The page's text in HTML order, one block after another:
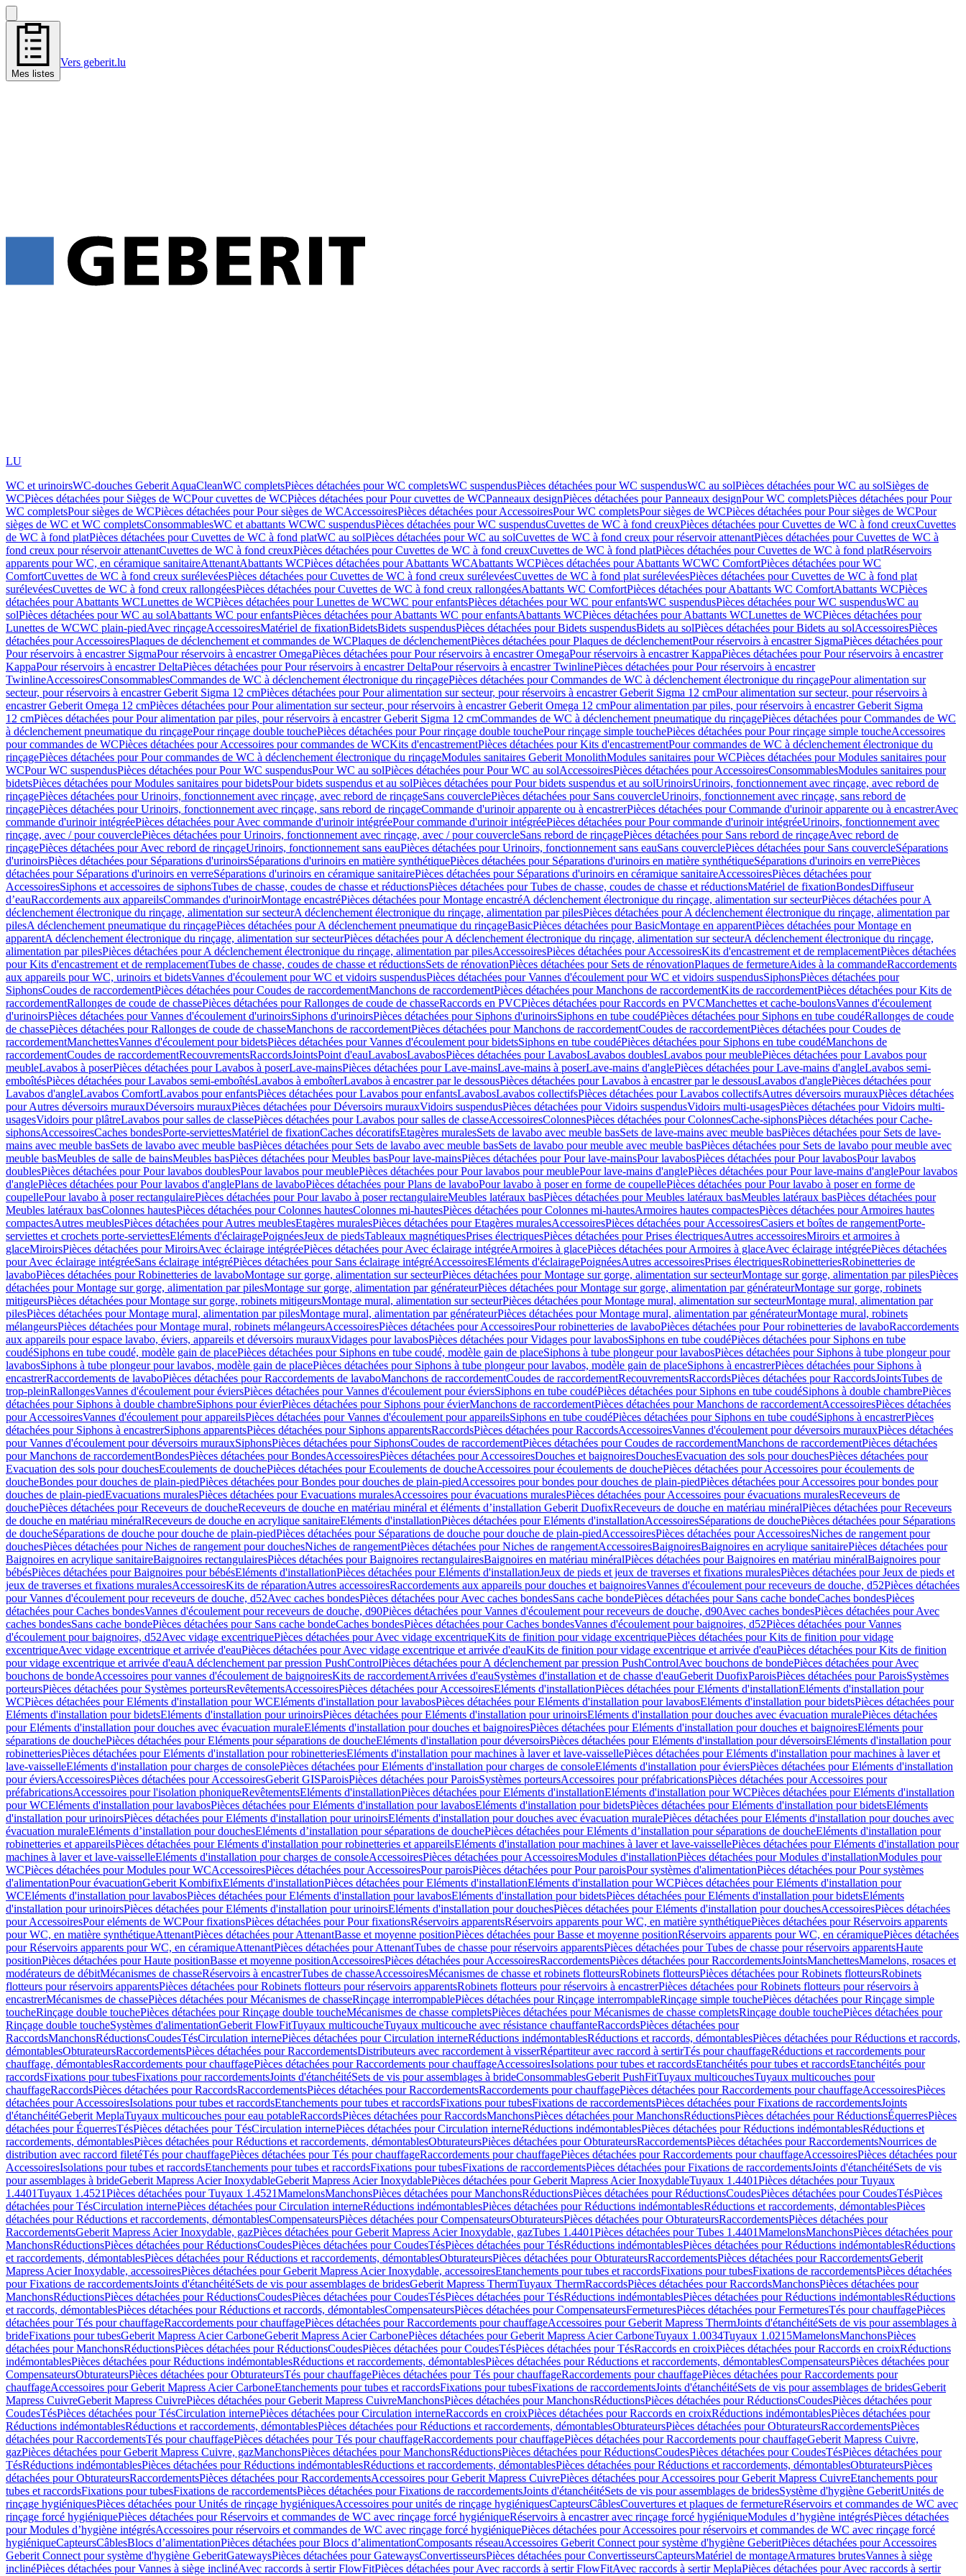
Mes listes
Vers geberit.lu
LU
WC et urinoirsWC-douches Geberit AquaCleanWC completsPièces détachées pour WC completsWC suspendusPièces détachées pour WC suspendusWC au solPièces détachées pour WC au solSièges de
WCPièces détachées pour Sièges de WCPour cuvettes de WCPièces détachées pour Pour cuvettes de WCPanneaux designPièces détachées pour Panneaux designPour WC completsPièces détachées pour Pour
WC completsPour sièges de WCPièces détachées pour Pour sièges de WCAccessoiresPièces détachées pour AccessoiresPour WC completsPour sièges de WCPièces détachées pour Pour sièges de WCPour
sièges de WC et WC completsConsommablesWC et abattants WCWC suspendusPièces détachées pour WC suspendusCuvettes de WC à fond creuxPièces détachées pour Cuvettes de WC à fond creuxCuvettes
de WC à fond platPièces détachées pour Cuvettes de WC à fond platWC au solPièces détachées pour WC au solCuvettes de WC à fond creux pour réservoir attenantPièces détachées pour Cuvettes de WC à
fond creux pour réservoir attenantCuvettes de WC à fond creuxPièces détachées pour Cuvettes de WC à fond creuxCuvettes de WC à fond platPièces détachées pour Cuvettes de WC à fond platRéservoirs
apparents pour WC, en céramique sanitaireAttenantAbattants WCPièces détachées pour Abattants WCAbattants WCPièces détachées pour Abattants WCWC ComfortPièces détachées pour WC
ComfortCuvettes de WC à fond creux surélevéesPièces détachées pour Cuvettes de WC à fond creux surélevéesCuvettes de WC à fond plat surélevéesPièces détachées pour Cuvettes de WC à fond plat
surélevéesCuvettes de WC à fond creux rallongéesPièces détachées pour Cuvettes de WC à fond creux rallongéesAbattants WC ComfortPièces détachées pour Abattants WC ComfortAbattants WCPièces
détachées pour Abattants WCLunettes de WCPièces détachées pour Lunettes de WCWC pour enfantsPièces détachées pour WC pour enfantsWC suspendusPièces détachées pour WC suspendusWC au
solPièces détachées pour WC au solAbattants WC pour enfantsPièces détachées pour Abattants WC pour enfantsAbattants WCPièces détachées pour Abattants WCLunettes de WCPièces détachées pour
Lunettes de WCWC plain-piedAvec rinçageAccessoiresMatériel de fixationBidetsBidets suspendusPièces détachées pour Bidets suspendusBidets au solPièces détachées pour Bidets au solAccessoiresPièces
détachées pour AccessoiresPlaques de déclenchement et commandes de WCPlaques de déclenchementPièces détachées pour Plaques de déclenchementPour réservoirs à encastrer SigmaPièces détachées pour
Pour réservoirs à encastrer SigmaPour réservoirs à encastrer OmegaPièces détachées pour Pour réservoirs à encastrer OmegaPour réservoirs à encastrer KappaPièces détachées pour Pour réservoirs à encastrer
KappaPour réservoirs à encastrer DeltaPièces détachées pour Pour réservoirs à encastrer DeltaPour réservoirs à encastrer TwinlinePièces détachées pour Pour réservoirs à encastrer
TwinlineAccessoiresConsommablesCommandes de WC à déclenchement électronique du rinçagePièces détachées pour Commandes de WC à déclenchement électronique du rinçagePour alimentation sur
secteur, pour réservoirs à encastrer Geberit Sigma 12 cmPièces détachées pour Pour alimentation sur secteur, pour réservoirs à encastrer Geberit Sigma 12 cmPour alimentation sur secteur, pour réservoirs à
encastrer Geberit Omega 12 cmPièces détachées pour Pour alimentation sur secteur, pour réservoirs à encastrer Geberit Omega 12 cmPour alimentation par piles, pour réservoirs à encastrer Geberit Sigma
12 cmPièces détachées pour Pour alimentation par piles, pour réservoirs à encastrer Geberit Sigma 12 cmCommandes de WC à déclenchement pneumatique du rinçagePièces détachées pour Commandes de WC
à déclenchement pneumatique du rinçagePour rinçage double touchePièces détachées pour Pour rinçage double touchePour rinçage simple touchePièces détachées pour Pour rinçage simple toucheAccessoires
pour commandes de WCPièces détachées pour Accessoires pour commandes de WCKits d'encastrementPièces détachées pour Kits d'encastrementPour commandes de WC à déclenchement électronique du
rinçagePièces détachées pour Pour commandes de WC à déclenchement électronique du rinçageModules sanitaires Geberit MonolithModules sanitaires pour WCPièces détachées pour Modules sanitaires pour
WCPour WC suspendusPièces détachées pour Pour WC suspendusPour WC au solPièces détachées pour Pour WC au solAccessoiresPièces détachées pour AccessoiresConsommablesModules sanitaires pour
bidetsPièces détachées pour Modules sanitaires pour bidetsPour bidets suspendus et au solPièces détachées pour Pour bidets suspendus et au solUrinoirsUrinoirs, fonctionnement avec rinçage, avec rebord de
rinçagePièces détachées pour Urinoirs, fonctionnement avec rinçage, avec rebord de rinçageSans couverclePièces détachées pour Sans couvercleUrinoirs, fonctionnement avec rinçage, sans rebord de
rinçagePièces détachées pour Urinoirs, fonctionnement avec rinçage, sans rebord de rinçageCommande d'urinoir apparente ou à encastrerPièces détachées pour Commande d'urinoir apparente ou à encastrerAvec
commande d'urinoir intégréePièces détachées pour Avec commande d'urinoir intégréePour commande d'urinoir intégréePièces détachées pour Pour commande d'urinoir intégréeUrinoirs, fonctionnement avec
rinçage, avec / pour couverclePièces détachées pour Urinoirs, fonctionnement avec rinçage, avec / pour couvercleSans rebord de rinçagePièces détachées pour Sans rebord de rinçageAvec rebord de
rinçagePièces détachées pour Avec rebord de rinçageUrinoirs, fonctionnement sans eauPièces détachées pour Urinoirs, fonctionnement sans eauSans couverclePièces détachées pour Sans couvercleSéparations
d'urinoirsPièces détachées pour Séparations d'urinoirsSéparations d'urinoirs en matière synthétiquePièces détachées pour Séparations d'urinoirs en matière synthétiqueSéparations d'urinoirs en verrePièces
détachées pour Séparations d'urinoirs en verreSéparations d'urinoirs en céramique sanitairePièces détachées pour Séparations d'urinoirs en céramique sanitaireAccessoiresPièces détachées pour
AccessoiresSiphons et accessoires de siphonsTubes de chasse, coudes de chasse et réductionsPièces détachées pour Tubes de chasse, coudes de chasse et réductionsMatériel de fixationBondesDiffuseur
d’eauRaccordements aux appareilsCommandes d'urinoirMontage encastréPièces détachées pour Montage encastréA déclenchement électronique du rinçage, alimentation sur secteurPièces détachées pour A
déclenchement électronique du rinçage, alimentation sur secteurA déclenchement électronique du rinçage, alimentation par pilesPièces détachées pour A déclenchement électronique du rinçage, alimentation par
pilesA déclenchement pneumatique du rinçagePièces détachées pour A déclenchement pneumatique du rinçageBasicPièces détachées pour BasicMontage en apparentPièces détachées pour Montage en
apparentA déclenchement électronique du rinçage, alimentation sur secteurPièces détachées pour A déclenchement électronique du rinçage, alimentation sur secteurA déclenchement électronique du rinçage,
alimentation par pilesPièces détachées pour A déclenchement électronique du rinçage, alimentation par pilesAccessoiresPièces détachées pour AccessoiresKits d'encastrement et de remplacementPièces détachées
pour Kits d'encastrement et de remplacementTubes de chasse, coudes de chasse et réductionsSets de rénovationPièces détachées pour Sets de rénovationPlaques de fermetureAides à la commandeRaccordements
aux appareils pour WC, urinoirs et bidetsVannes d'écoulement pour WC et vidoirs suspendusPièces détachées pour Vannes d'écoulement pour WC et vidoirs suspendusSiphonsPièces détachées pour
SiphonsCoudes de raccordementPièces détachées pour Coudes de raccordementManchons de raccordementPièces détachées pour Manchons de raccordementKits de raccordementPièces détachées pour Kits de
raccordementRallonges de coude de chassePièces détachées pour Rallonges de coude de chasseRaccords en PVCPièces détachées pour Raccords en PVCManchettes et cache-boulonsVannes d'écoulement
d'urinoirsPièces détachées pour Vannes d'écoulement d'urinoirsSiphons d'urinoirsPièces détachées pour Siphons d'urinoirsSiphons en tube coudéPièces détachées pour Siphons en tube coudéRallonges de coude
de chassePièces détachées pour Rallonges de coude de chasseManchons de raccordementPièces détachées pour Manchons de raccordementCoudes de raccordementPièces détachées pour Coudes de
raccordementManchettesVannes d'écoulement pour bidetsPièces détachées pour Vannes d'écoulement pour bidetsSiphons en tube coudéPièces détachées pour Siphons en tube coudéManchons de
raccordementCoudes de raccordementRecouvrementsRaccordsJointsPoint d'eauLavabosLavabosPièces détachées pour LavabosLavabos doublesLavabos pour meublePièces détachées pour Lavabos pour
meubleLavabos à poserPièces détachées pour Lavabos à poserLave-mainsPièces détachées pour Lave-mainsLave-mains à poserLave-mains d'anglePièces détachées pour Lave-mains d'angleLavabos semi-
emboîtésPièces détachées pour Lavabos semi-emboîtésLavabos à emboîterLavabos à encastrer par le dessousPièces détachées pour Lavabos à encastrer par le dessousLavabos d'anglePièces détachées pour
Lavabos d'angleLavabos ComfortLavabos pour enfantsPièces détachées pour Lavabos pour enfantsLavabosLavabos collectifsPièces détachées pour Lavabos collectifsAutres déversoirs murauxPièces détachées
pour Autres déversoirs murauxDéversoirs murauxPièces détachées pour Déversoirs murauxVidoirs suspendusPièces détachées pour Vidoirs suspendusVidoirs multi-usagesPièces détachées pour Vidoirs multi-
usagesVidoirs pour plâtreLavabos pour salles de classePièces détachées pour Lavabos pour salles de classeAccessoiresColonnesPièces détachées pour ColonnesCache-siphonsPièces détachées pour Cache-
siphonsAccessoiresCaches bondesPorte-serviettesMatériel de fixationCaches décoratifsEtagères muralesSets de lavabo avec meuble basSets de lave-mains avec meuble basPièces détachées pour Sets de lave-
mains avec meuble basSets de lavabo avec meuble basPièces détachées pour Sets de lavabo avec meuble basSets de lavabo pour meuble avec meuble basPièces détachées pour Sets de lavabo pour meuble avec
meuble basMeubles de salle de bainsMeubles basPièces détachées pour Meubles basPour lave-mainsPièces détachées pour Pour lave-mainsPour lavabosPièces détachées pour Pour lavabosPour lavabos
doublesPièces détachées pour Pour lavabos doublesPour lavabos pour meublePièces détachées pour Pour lavabos pour meublePour lave-mains d'anglePièces détachées pour Pour lave-mains d'anglePour lavabos
d'anglePièces détachées pour Pour lavabos d'anglePlans de lavaboPièces détachées pour Plans de lavaboPour lavabo à poser en forme de coupellePièces détachées pour Pour lavabo à poser en forme de
coupellePour lavabo à poser rectangulairePièces détachées pour Pour lavabo à poser rectangulaireMeubles latéraux basPièces détachées pour Meubles latéraux basMeubles latéraux basPièces détachées pour
Meubles latéraux basColonnes hautesPièces détachées pour Colonnes hautesColonnes mi-hautesPièces détachées pour Colonnes mi-hautesArmoires hautes compactesPièces détachées pour Armoires hautes
compactesAutres meublesPièces détachées pour Autres meublesEtagères muralesPièces détachées pour Etagères muralesAccessoiresPièces détachées pour AccessoiresCasiers et boîtes de rangementPorte-
serviettes et crochets porte-serviettesEléments d'éclairagePoignéesJeux de piedsTableaux magnétiquesPrises électriquesPièces détachées pour Prises électriquesAutres accessoiresMiroirs et armoires à
glaceMiroirsPièces détachées pour MiroirsAvec éclairage intégréePièces détachées pour Avec éclairage intégréeArmoires à glacePièces détachées pour Armoires à glaceAvec éclairage intégréePièces détachées
pour Avec éclairage intégréeSans éclairage intégréPièces détachées pour Sans éclairage intégréAccessoiresEléments d'éclairagePoignéesAutres accessoiresPrises électriquesRobinetteriesRobinetteries de
lavaboPièces détachées pour Robinetteries de lavaboMontage sur gorge, alimentation sur secteurPièces détachées pour Montage sur gorge, alimentation sur secteurMontage sur gorge, alimentation par pilesPièces
détachées pour Montage sur gorge, alimentation par pilesMontage sur gorge, alimentation par générateurPièces détachées pour Montage sur gorge, alimentation par générateurMontage sur gorge, robinets
mitigeursPièces détachées pour Montage sur gorge, robinets mitigeursMontage mural, alimentation sur secteurPièces détachées pour Montage mural, alimentation sur secteurMontage mural, alimentation par
pilesPièces détachées pour Montage mural, alimentation par pilesMontage mural, alimentation par générateurPièces détachées pour Montage mural, alimentation par générateurMontage mural, robinets
mélangeursPièces détachées pour Montage mural, robinets mélangeursAccessoiresPièces détachées pour AccessoiresPour robinetteries de lavaboPièces détachées pour Pour robinetteries de lavaboRaccordements
aux appareils pour espace lavabo, éviers, appareils et déversoirs murauxVidages pour lavabosPièces détachées pour Vidages pour lavabosSiphons en tube coudéPièces détachées pour Siphons en tube
coudéSiphons en tube coudé, modèle gain de placePièces détachées pour Siphons en tube coudé, modèle gain de placeSiphons à tube plongeur pour lavabosPièces détachées pour Siphons à tube plongeur pour
lavabosSiphons à tube plongeur pour lavabos, modèle gain de placePièces détachées pour Siphons à tube plongeur pour lavabos, modèle gain de placeSiphons à encastrerPièces détachées pour Siphons à
encastrerRaccordements de lavaboPièces détachées pour Raccordements de lavaboManchons de raccordementCoudes de raccordementRecouvrementsRaccordsPièces détachées pour RaccordsJointsTubes de
trop-pleinRallongesVannes d'écoulement pour éviersPièces détachées pour Vannes d'écoulement pour éviersSiphons en tube coudéPièces détachées pour Siphons en tube coudéSiphons à double chambrePièces
détachées pour Siphons à double chambreSiphons pour évierPièces détachées pour Siphons pour évierManchons de raccordementPièces détachées pour Manchons de raccordementAccessoiresPièces détachées
pour AccessoiresVannes d'écoulement pour appareilsPièces détachées pour Vannes d'écoulement pour appareilsSiphons en tube coudéPièces détachées pour Siphons en tube coudéSiphons à encastrerPièces
détachées pour Siphons à encastrerSiphons apparentsPièces détachées pour Siphons apparentsRaccordsPièces détachées pour RaccordsAccessoiresVannes d'écoulement pour déversoirs murauxPièces détachées
pour Vannes d'écoulement pour déversoirs murauxSiphonsPièces détachées pour SiphonsCoudes de raccordementPièces détachées pour Coudes de raccordementManchons de raccordementPièces détachées
pour Manchons de raccordementBondesPièces détachées pour BondesAccessoiresPièces détachées pour AccessoiresDouches et baignoiresDouchesEvacuation des sols pour douchesPièces détachées pour
Evacuation des sols pour douchesEcoulements de douchePièces détachées pour Ecoulements de doucheAccessoires pour écoulements de douchePièces détachées pour Accessoires pour écoulements de
doucheBondes pour douches de plain-piedPièces détachées pour Bondes pour douches de plain-piedAccessoires pour bondes pour douches de plain-piedPièces détachées pour Accessoires pour bondes pour
douches de plain-piedEvacuations muralesPièces détachées pour Evacuations muralesAccessoires pour évacuations muralesPièces détachées pour Accessoires pour évacuations muralesReceveurs de
douchePièces détachées pour Receveurs de doucheReceveurs de douche en matériau minéral et éléments d’installation Geberit DuofixReceveurs de douche en matériau minéralPièces détachées pour Receveurs
de douche en matériau minéralReceveurs de douche en acrylique sanitaireEléments d'installationPièces détachées pour Eléments d'installationAccessoiresSéparations de douchePièces détachées pour Séparations
de doucheSéparations de douche pour douche de plain-piedPièces détachées pour Séparations de douche pour douche de plain-piedAccessoiresPièces détachées pour AccessoiresNiches de rangement pour
douchesPièces détachées pour Niches de rangement pour douchesNiches de rangementPièces détachées pour Niches de rangementAccessoiresBaignoiresBaignoires en acrylique sanitairePièces détachées pour
Baignoires en acrylique sanitaireBaignoires rectangulairesPièces détachées pour Baignoires rectangulairesBaignoires en matériau minéralPièces détachées pour Baignoires en matériau minéralBaignoires pour
bébésPièces détachées pour Baignoires pour bébésEléments d'installationPièces détachées pour Eléments d'installationJeux de pieds et jeux de traverses et fixations muralesPièces détachées pour Jeux de pieds et
jeux de traverses et fixations muralesAccessoiresKits de réparationAutres accessoiresRaccordements aux appareils pour douches et baignoiresVannes d'écoulement pour receveurs de douche, d52Pièces détachées
pour Vannes d'écoulement pour receveurs de douche, d52Avec caches bondesPièces détachées pour Avec caches bondesSans cache bondePièces détachées pour Sans cache bondeCaches bondesPièces
détachées pour Caches bondesVannes d'écoulement pour receveurs de douche, d90Pièces détachées pour Vannes d'écoulement pour receveurs de douche, d90Avec caches bondesPièces détachées pour Avec
caches bondesSans cache bondePièces détachées pour Sans cache bondeCaches bondesPièces détachées pour Caches bondesVannes d'écoulement pour baignoires, d52Pièces détachées pour Vannes
d'écoulement pour baignoires, d52Avec vidage excentriquePièces détachées pour Avec vidage excentriqueKits de finition pour vidage excentriquePièces détachées pour Kits de finition pour vidage
excentriqueAvec vidage excentrique et arrivée d'eauPièces détachées pour Avec vidage excentrique et arrivée d'eauKits de finition pour vidage excentrique et arrivée d'eauPièces détachées pour Kits de finition
pour vidage excentrique et arrivée d'eauA déclenchement par pression PushControlPièces détachées pour A déclenchement par pression PushControlAvec bouchons de bondePièces détachées pour Avec
bouchons de bondeAccessoires pour vannes d'écoulement de baignoiresKits de raccordementArrivées d'eauSystèmes d'installation et de chasse d'eauGeberit DuofixParoisPièces détachées pour ParoisSystèmes
porteursPièces détachées pour Systèmes porteursRevêtementsAccessoiresPièces détachées pour AccessoiresEléments d'installationPièces détachées pour Eléments d'installationEléments d'installation pour
WCPièces détachées pour Eléments d'installation pour WCEléments d'installation pour lavabosPièces détachées pour Eléments d'installation pour lavabosEléments d'installation pour bidetsPièces détachées pour
Eléments d'installation pour bidetsEléments d'installation pour urinoirsPièces détachées pour Eléments d'installation pour urinoirsEléments d'installation pour douches avec évacuation muralePièces détachées
pour Eléments d'installation pour douches avec évacuation muraleEléments d'installation pour douches et baignoiresPièces détachées pour Eléments d'installation pour douches et baignoiresEléments pour
séparations de douchePièces détachées pour Eléments pour séparations de doucheEléments d'installation pour déversoirsPièces détachées pour Eléments d'installation pour déversoirsEléments d'installation pour
robinetteriesPièces détachées pour Eléments d'installation pour robinetteriesEléments d'installation pour machines à laver et lave-vaissellePièces détachées pour Eléments d'installation pour machines à laver et
lave-vaisselleEléments d'installation pour charges de consolePièces détachées pour Eléments d'installation pour charges de consoleEléments d'installation pour éviersPièces détachées pour Eléments d'installation
pour éviersAccessoiresPièces détachées pour AccessoiresGeberit GISParoisPièces détachées pour ParoisSystèmes porteursAccessoires pour préfabricationsPièces détachées pour Accessoires pour
préfabricationsAccessoires pour l'isolation phoniqueRevêtementsEléments d'installationPièces détachées pour Eléments d'installationEléments d'installation pour WCPièces détachées pour Eléments d'installation
pour WCEléments d'installation pour lavabosPièces détachées pour Eléments d'installation pour lavabosEléments d'installation pour bidetsPièces détachées pour Eléments d'installation pour bidetsEléments
d'installation pour urinoirsPièces détachées pour Eléments d'installation pour urinoirsEléments d'installation pour douches avec évacuation muralePièces détachées pour Eléments d'installation pour douches avec
évacuation muraleEléments d’installation pour douchesEléments d’installation pour séparations de douchePièces détachées pour Eléments d’installation pour séparations de doucheEléments d'installation pour
robinetteries et appareilsPièces détachées pour Eléments d'installation pour robinetteries et appareilsEléments d'installation pour machines à laver et lave-vaissellePièces détachées pour Eléments d'installation pour
machines à laver et lave-vaisselleEléments d'installation pour charges de consoleAccessoiresPièces détachées pour AccessoiresModules d'installationPièces détachées pour Modules d'installationModules pour
WCPièces détachées pour Modules pour WCAccessoiresPièces détachées pour AccessoiresPour paroisPièces détachées pour Pour paroisPour systèmes d'alimentationPièces détachées pour Pour systèmes
d'alimentationPour évacuationGeberit KombifixEléments d'installationPièces détachées pour Eléments d'installationEléments d'installation pour WCPièces détachées pour Eléments d'installation pour
WCEléments d'installation pour lavabosPièces détachées pour Eléments d'installation pour lavabosEléments d'installation pour bidetsPièces détachées pour Eléments d'installation pour bidetsEléments
d'installation pour urinoirsPièces détachées pour Eléments d'installation pour urinoirsEléments d'installation pour douchesPièces détachées pour Eléments d'installation pour douchesAccessoiresPièces détachées
pour AccessoiresPour eléments de WCPour fixationsPièces détachées pour Pour fixationsRéservoirs apparentsRéservoirs apparents pour WC, en matière synthétiquePièces détachées pour Réservoirs apparents
pour WC, en matière synthétiqueAttenantPièces détachées pour AttenantBasse et moyenne positionPièces détachées pour Basse et moyenne positionRéservoirs apparents pour WC, en céramiquePièces détachées
pour Réservoirs apparents pour WC, en céramiqueAttenantPièces détachées pour AttenantTubes de chasse pour réservoirs apparentsPièces détachées pour Tubes de chasse pour réservoirs apparentsHaute
positionPièces détachées pour Haute positionBasse et moyenne positionAccessoiresPièces détachées pour AccessoiresRaccordementsPièces détachées pour RaccordementsJointsManchettesMamelons, rosaces et
modérateurs de débitMécanismes de chasseRéservoirs à encastrerTubes de chasseAccessoiresMécanismes de chasse et robinets flotteursRobinets flotteursPièces détachées pour Robinets flotteursRobinets
flotteurs pour réservoirs apparentsPièces détachées pour Robinets flotteurs pour réservoirs apparentsRobinets flotteurs pour réservoirs à encastrerPièces détachées pour Robinets flotteurs pour réservoirs à
encastrerMécanismes de chassePièces détachées pour Mécanismes de chasseRinçage interrompablePièces détachées pour Rinçage interrompableRinçage simple touchePièces détachées pour Rinçage simple
toucheRinçage double touchePièces détachées pour Rinçage double toucheMécanismes de chasse completsPièces détachées pour Mécanismes de chasse completsRinçage double touchePièces détachées pour
Rinçage double toucheSystèmes d'alimentationGeberit FlowFitTuyaux multicoucheTuyaux multicouche avec résistance chauffanteRaccordsPièces détachées pour
RaccordsManchonsRéductionsCoudesTésCirculation internePièces détachées pour Circulation interneRéductions indémontablesRéductions et raccords, démontablesPièces détachées pour Réductions et raccords,
démontablesObturateursRaccordementsPièces détachées pour RaccordementsDistributeurs avec raccordement à visserRépartiteur avec raccord à sertirTés pour chauffageRéductions et raccordements pour
chauffage, démontablesRaccordements pour chauffagePièces détachées pour Raccordements pour chauffageAccessoiresIsolations pour tubes et raccordsEtanchéités pour tubes et raccordsEtanchéités pour
raccordsFixations pour tubesFixations pour raccordementsJoints d'étanchéitéSets de vis pour assemblages à brideConsommablesGeberit PushFitTuyaux multicouchesTuyaux multicouches pour
chauffageRaccordsPièces détachées pour RaccordsRaccordementsPièces détachées pour RaccordementsRaccordements pour chauffagePièces détachées pour Raccordements pour chauffageAccessoiresPièces
détachées pour AccessoiresIsolations pour tubes et raccordsEtanchements pour tubes et raccordsFixations pour tubesFixations de raccordementsPièces détachées pour Fixations de raccordementsJoints
d'étanchéitéGeberit MeplaTuyaux multicouches pour eau potableRaccordsPièces détachées pour RaccordsManchonsPièces détachées pour ManchonsRéductionsPièces détachées pour RéductionsÉquerresPièces
détachées pour ÉquerresTésPièces détachées pour TésCirculation internePièces détachées pour Circulation interneRéductions indémontablesPièces détachées pour Réductions indémontablesRéductions et
raccordements, démontablesPièces détachées pour Réductions et raccordements, démontablesObturateursPièces détachées pour ObturateursRaccordementsPièces détachées pour RaccordementsNourrices de
distribution avec raccord filetéTés pour chauffagePièces détachées pour Tés pour chauffageRaccordements pour chauffagePièces détachées pour Raccordements pour chauffageAccessoiresPièces détachées pour
AccessoiresIsolations pour tubes et raccordsEtanchements pour tubes et raccordsFixations pour tubesFixations de raccordementsPièces détachées pour Fixations de raccordementsJoints d'étanchéitéSets de vis
pour assemblages à brideGeberit Mapress Acier InoxydableGeberit Mapress Acier InoxydablePièces détachées pour Geberit Mapress Acier InoxydableTuyaux 1.4401Pièces détachées pour Tuyaux
1.4401Tuyaux 1.4521Pièces détachées pour Tuyaux 1.4521MamelonsManchonsPièces détachées pour ManchonsRéductionsPièces détachées pour RéductionsCoudesPièces détachées pour CoudesTésPièces
détachées pour TésCirculation internePièces détachées pour Circulation interneRéductions indémontablesPièces détachées pour Réductions indémontablesRéductions et raccordements, démontablesPièces
détachées pour Réductions et raccordements, démontablesCompensateursPièces détachées pour CompensateursObturateursPièces détachées pour ObturateursRaccordementsPièces détachées pour
RaccordementsGeberit Mapress Acier Inoxydable, gazPièces détachées pour Geberit Mapress Acier Inoxydable, gazTubes 1.4401Pièces détachées pour Tubes 1.4401MamelonsManchonsPièces détachées pour
ManchonsRéductionsPièces détachées pour RéductionsCoudesPièces détachées pour CoudesTésPièces détachées pour TésRéductions indémontablesPièces détachées pour Réductions indémontablesRéductions
et raccordements, démontablesPièces détachées pour Réductions et raccordements, démontablesObturateursPièces détachées pour ObturateursRaccordementsPièces détachées pour RaccordementsGeberit
Mapress Acier Inoxydable, accessoiresPièces détachées pour Geberit Mapress Acier Inoxydable, accessoiresEtanchements pour tubes et raccordsFixations pour tubesFixations de raccordementsPièces détachées
pour Fixations de raccordementsJoints d'étanchéitéSets de vis pour assemblages de bridesGeberit Mapress ThermTuyaux ThermRaccordsPièces détachées pour RaccordsManchonsPièces détachées pour
ManchonsRéductionsPièces détachées pour RéductionsCoudesPièces détachées pour CoudesTésPièces détachées pour TésRéductions indémontablesPièces détachées pour Réductions indémontablesRéductions
et raccords, démontablesPièces détachées pour Réductions et raccords, démontablesCompensateursPièces détachées pour CompensateursFermeturesPièces détachées pour FermeturesTés pour chauffagePièces
détachées pour Tés pour chauffageRaccordements pour chauffagePièces détachées pour Raccordements pour chauffageAccessoires pour Geberit Mapress ThermJoints d'étanchéitéSets de vis pour assemblages à
brideFixations pour tubesGeberit Mapress Acier CarboneGeberit Mapress Acier CarbonePièces détachées pour Geberit Mapress Acier CarboneTuyaux 1.0034Tuyaux 1.0215MamelonsManchonsPièces
détachées pour ManchonsRéductionsPièces détachées pour RéductionsCoudesPièces détachées pour CoudesTésPièces détachées pour TésRaccords en croixPièces détachées pour Raccords en croixRéductions
indémontablesPièces détachées pour Réductions indémontablesRéductions et raccordements, démontablesPièces détachées pour Réductions et raccordements, démontablesCompensateursPièces détachées pour
CompensateursObturateursPièces détachées pour ObturateursTés pour chauffagePièces détachées pour Tés pour chauffageRaccordements pour chauffagePièces détachées pour Raccordements pour
chauffageAccessoires pour Geberit Mapress Acier CarboneEtanchements pour tubes et raccordsFixations pour tubesFixations de raccordementsJoints d'étanchéitéSets de vis pour assemblages de bridesGeberit
Mapress CuivreGeberit Mapress CuivrePièces détachées pour Geberit Mapress CuivreManchonsPièces détachées pour ManchonsRéductionsPièces détachées pour RéductionsCoudesPièces détachées pour
CoudesTésPièces détachées pour TésCirculation internePièces détachées pour Circulation interneRaccords en croixPièces détachées pour Raccords en croixRéductions indémontablesPièces détachées pour
Réductions indémontablesRéductions et raccordements, démontablesPièces détachées pour Réductions et raccordements, démontablesObturateursPièces détachées pour ObturateursRaccordementsPièces
détachées pour RaccordementsTés pour chauffagePièces détachées pour Tés pour chauffageRaccordements pour chauffagePièces détachées pour Raccordements pour chauffageGeberit Mapress Cuivre,
gazPièces détachées pour Geberit Mapress Cuivre, gazManchonsPièces détachées pour ManchonsRéductionsPièces détachées pour RéductionsCoudesPièces détachées pour CoudesTésPièces détachées pour
TésRéductions indémontablesPièces détachées pour Réductions indémontablesRéductions et raccordements, démontablesPièces détachées pour Réductions et raccordements, démontablesObturateursPièces
détachées pour ObturateursRaccordementsPièces détachées pour RaccordementsAccessoires pour Geberit Mapress CuivrePièces détachées pour Accessoires pour Geberit Mapress CuivreEtanchements pour
tubes et raccordsFixations pour tubesFixations de raccordementsPièces détachées pour Fixations de raccordementsJoints d'étanchéitéSets de vis pour assemblages de bridesSystème d'hygiène GeberitUnités de
rinçage hygiéniquesPièces détachées pour Unités de rinçage hygiéniquesAccessoires pour unités de rinçage hygiéniquesCapteursCâblesCouvertures et plaques de fermetureRéservoirs et commandes de WC avec
rinçage forcé hygiéniquePièces détachées pour Réservoirs et commandes de WC avec rinçage forcé hygiéniqueRéservoirs à encastrer avec rinçage forcé hygiéniqueModules d’hygiène intégrésPièces détachées
pour Modules d’hygiène intégrésAccessoires pour réservoirs et commandes de WC avec rinçage forcé hygiéniquePièces détachées pour Accessoires pour réservoirs et commandes de WC avec rinçage forcé
hygiéniqueCapteursCâblesBlocs d’alimentationPièces détachées pour Blocs d’alimentationComposants réseauAccessoires Geberit Connect pour système d'hygiène GeberitPièces détachées pour Accessoires
Geberit Connect pour système d'hygiène GeberitGatewaysPièces détachées pour GatewaysConvertisseursPièces détachées pour ConvertisseursCapteursMatériel de montageArmatures brutesVannes à siège
inclinéPièces détachées pour Vannes à siège inclinéAvec raccords à sertir FlowFitPièces détachées pour Avec raccords à sertir FlowFitAvec raccords à sertir MeplaPièces détachées pour Avec raccords à sertir